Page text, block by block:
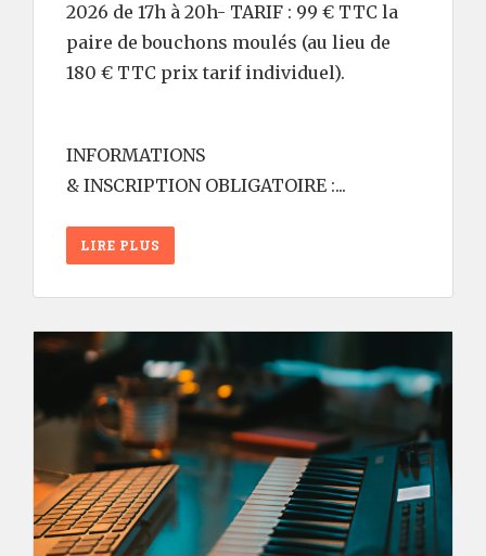
2026 de 17h à 20h- TARIF : 99 € TTC la
paire de bouchons moulés (au lieu de
180 € TTC prix tarif individuel).
INFORMATIONS
& INSCRIPTION OBLIGATOIRE :...
LIRE PLUS